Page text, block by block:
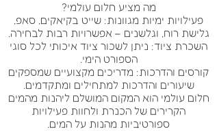
מה מציע חלום עולמי?
פעילויות ימיות מגוונות: שייט בקיאקים, סאפ,
גלישת רוח, וגלשנים – אפשרויות רבות לבחירה.
השכרת ציוד: ניתן לשכור ציוד איכותי לכל סוגי
הספורט הימי.
קורסים והדרכות: מדריכים מקצועיים שמספקים
שיעורים והדרכות למתחילים ומתקדמים.
חלום עולמי הוא המקום המושלם ליהנות מהמים
הקרירים של הכנרת ולחוות פעילויות
ספורטיביות מהנות על המים.